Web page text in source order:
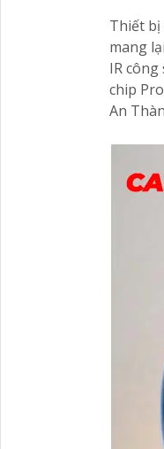
Thiết bị
mang
IR
chip
An